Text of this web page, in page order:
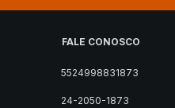
FALE CONOSCO
5524998831873
24-2050-1873